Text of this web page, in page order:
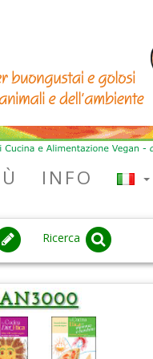
INFO
Ricerca